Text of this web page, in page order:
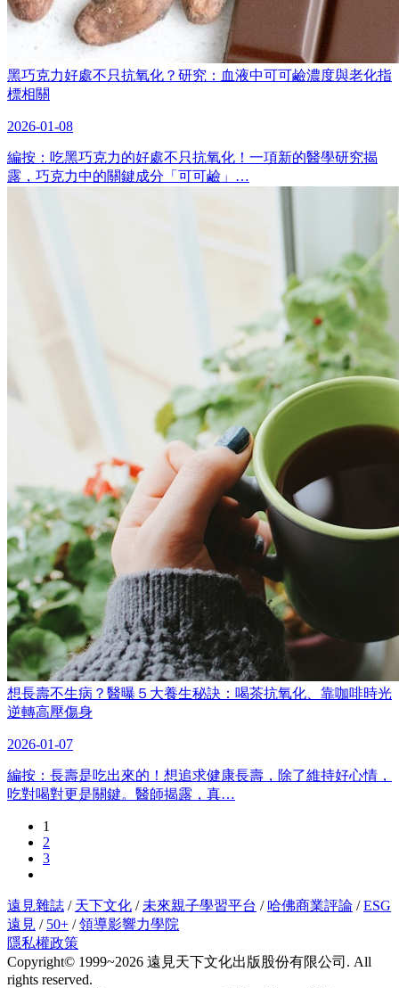
黑巧克力好處不只抗氧化？研究：血液中可可鹼濃度與老化指
標相關
2026-01-08
編按：吃黑巧克力的好處不只抗氧化！一項新的醫學研究揭
露，巧克力中的關鍵成分「可可鹼」…
想長壽不生病？醫曝５大養生秘訣：喝茶抗氧化、靠咖啡時光
逆轉高壓傷身
2026-01-07
編按：長壽是吃出來的！想追求健康長壽，除了維持好心情，
吃對喝對更是關鍵。醫師揭露，真…
1
2
3
遠見雜誌 / 天下文化 / 未來親子學習平台 / 哈佛商業評論 /ESG
遠見 / 50+ /領導影響力學院
隱私權政策
Copyright© 1999~2026 遠見天下文化出版股份有限公司. All
rights reserved.